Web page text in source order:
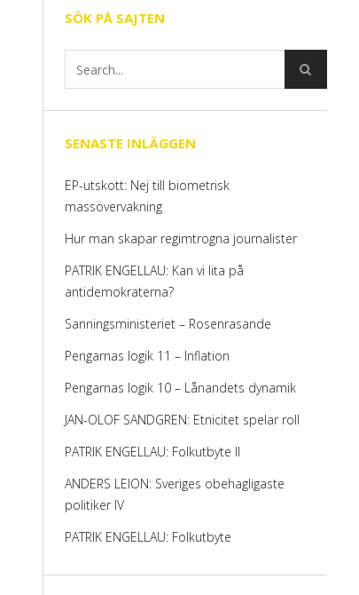
SÖK PÅ SAJTEN
SENASTE INLÄGGEN
EP-utskott: Nej till biometrisk
massövervakning
Hur man skapar regimtrogna journalister
PATRIK ENGELLAU: Kan vi lita på
antidemokraterna?
Sanningsministeriet – Rosenrasande
Pengarnas logik 11 – Inflation
Pengarnas logik 10 – Lånandets dynamik
JAN-OLOF SANDGREN: Etnicitet spelar roll
PATRIK ENGELLAU: Folkutbyte II
ANDERS LEION: Sveriges obehagligaste
politiker IV
PATRIK ENGELLAU: Folkutbyte